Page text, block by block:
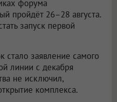
форума
пройдёт 26–28 августа.
запуск первой
стало заявление самого
линии с декабря
не исключил,
комплекса.